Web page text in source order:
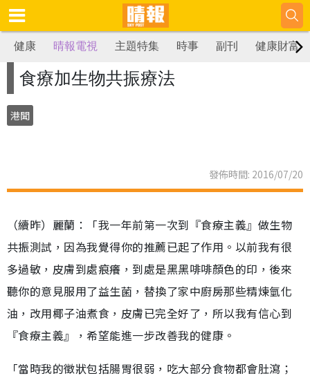
健康 晴報電視 主題特集 時事 副刊 健康財富
食療加生物共振療法
港聞
發佈時間: 2016/07/20
（續昨）麗蘭：「我一年前第一次到『食療主義』做生物
共振測試，因為我覺得你的推薦已起了作用。以前我有很
多過敏，皮膚到處痕癢，到處是黑黑啡啡顏色的印，後來
聽你的意見服用了益生菌，替換了家中廚房那些精煉氫化
油，改用椰子油煮食，皮膚已完全好了，所以我有信心到
『食療主義』，希望能進一步改善我的健康。
「當時我的徵狀包括腸胃很弱，吃大部分食物都會肚瀉；